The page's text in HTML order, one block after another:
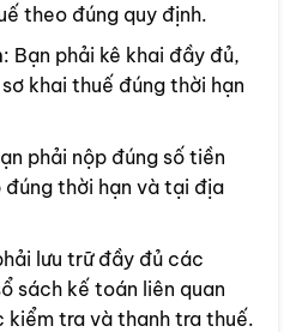
theo đúng quy định.
: Bạn phải kê khai đầy đủ,
khai thuế đúng thời hạn
phải nộp đúng số tiền
thời hạn và tại địa
lưu trữ đầy đủ các
sách kế toán liên quan
kiểm tra và thanh tra thuế.